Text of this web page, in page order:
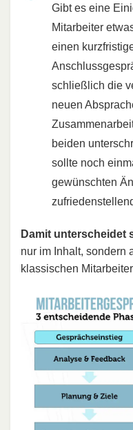
Gibt es eine
Mitarbeiter
einen
schließlich die
neuen
beiden
sollte noch
gewünschten
Damit unterscheidet
nur im Inhalt, sondern
klassischen